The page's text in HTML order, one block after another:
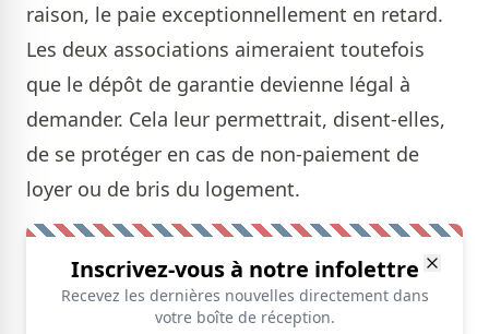
raison, le paie exceptionnellement en retard.
Les deux associations aimeraient toutefois
que le dépôt de garantie devienne légal à
demander. Cela leur permettrait, disent-elles,
de se protéger en cas de non-paiement de
loyer ou de bris du logement.
Inscrivez-vous à notre infolettre
Recevez les dernières nouvelles directement dans
votre boîte de réception.